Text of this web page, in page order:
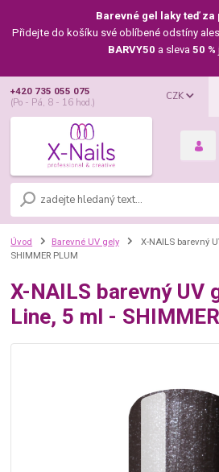
Barevné gel laky teď za
Přidejte do košíku své oblíbené odstíny
BARVY50 a sleva 50 %
CZK
+420 735 055 075
(Po - Pá, 8 - 16 hod.)
Úvod Barevné UV gely
X-NAILS barevný
SHIMMER PLUM
X-NAILS barevný UV
Line, 5 ml -